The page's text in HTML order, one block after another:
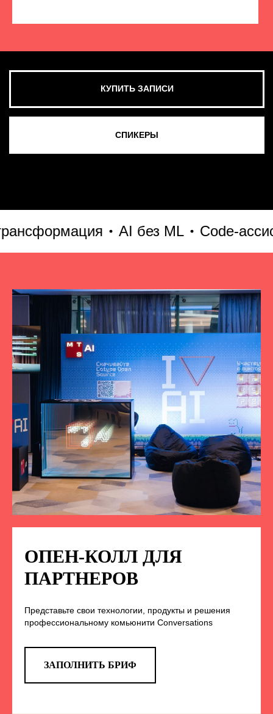
AI без ML Code-
ОПЕН-КОЛЛ ДЛЯ
ПАРТНЕРОВ
Представьте свои технологии, продукты и решения
профессиональному комьюнити Conversations
ЗАПОЛНИТЬ БРИФ
СМОТРЕТЬ ВСЕ ФОТО
НА НАС В СОЦСЕТЯХ
TELEGRAM
анонс новых спикеров и другие
новости конференции